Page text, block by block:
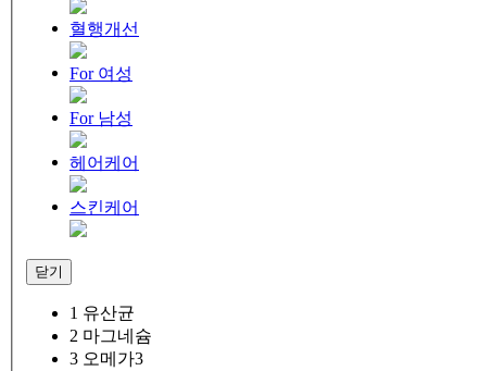
혈행개선
For 여성
For 남성
헤어케어
스킨케어
닫기
1 유산균
2 마그네슘
3 오메가3